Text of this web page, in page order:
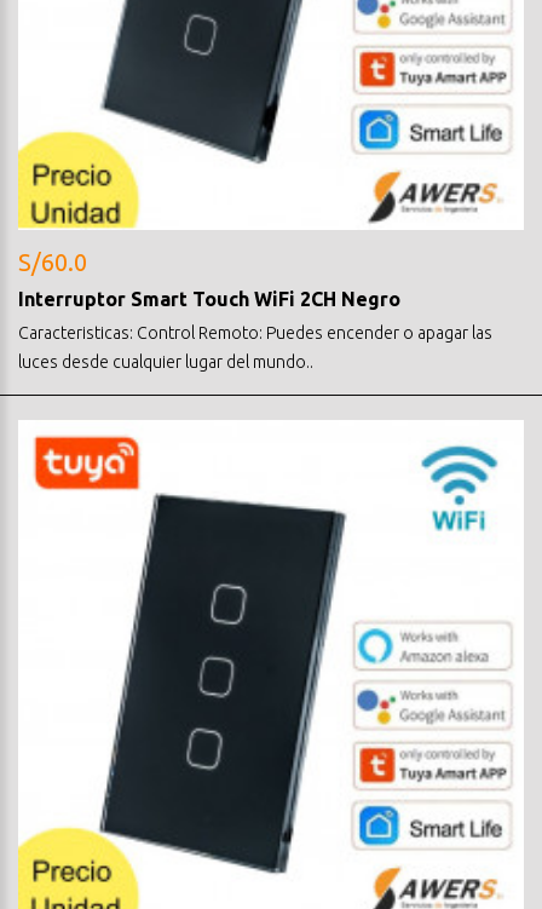
S/60.0
Interruptor Smart Touch WiFi 2CH Negro
Caracteristicas: Control Remoto: Puedes encender o apagar las
luces desde cualquier lugar del mundo..